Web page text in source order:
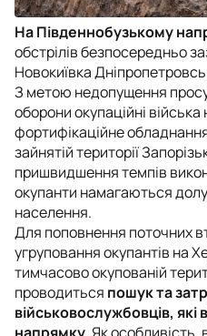
На Південнобузькому
обстрілів безпосередньо
Новокиївка
З метою недопущення
оборони окупаційні
фортифікаційне
зайнятій території
пришвидшення темпів
окупанти намагаються
населення.
Для поповнення поточних
угруповання окупантів на
тимчасово окупованій
проводиться пошук та
військовослужбовців, які